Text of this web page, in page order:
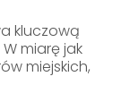
kluczową
miarę jak
miejskich,